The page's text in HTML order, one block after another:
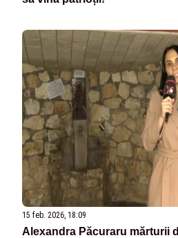
15 feb. 2026, 18:09
Alexandra Păcuraru mărturii